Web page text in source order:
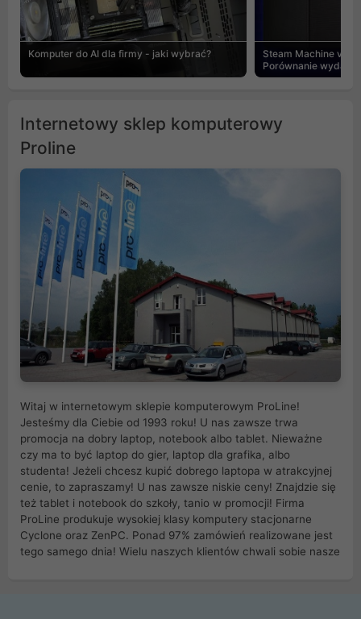
Komputer do AI dla firmy - jaki wybrać?
Steam Machine vs
Porównanie
Internetowy sklep komputerowy
Proline
Witaj w internetowym sklepie komputerowym ProLine!
Jesteśmy dla Ciebie od 1993 roku! U nas zawsze trwa
promocja na dobry laptop, notebook albo tablet. Nieważne
czy ma to być laptop do gier, laptop dla grafika, albo
studenta! Jeżeli chcesz kupić dobrego laptopa w atrakcyjnej
cenie, to zapraszamy! U nas zawsze niskie ceny! Znajdzie się
też tablet i notebook do szkoły, tanio w promocji! Firma
ProLine produkuje wysokiej klasy komputery stacjonarne
Cyclone oraz ZenPC. Ponad 97% zamówień realizowane jest
tego samego dnia! Wielu naszych klientów chwali sobie nasze